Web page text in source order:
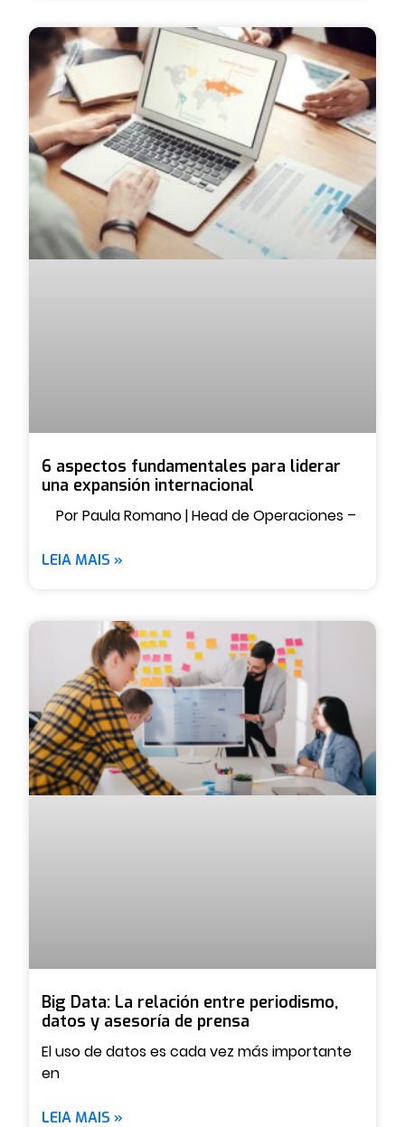
6 aspectos fundamentales para liderar
una expansión internacional
Por Paula Romano | Head de Operaciones –
LEIA MAIS »
Big Data: La relación entre periodismo,
datos y asesoría de prensa
El uso de datos es cada vez más importante
en
LEIA MAIS »